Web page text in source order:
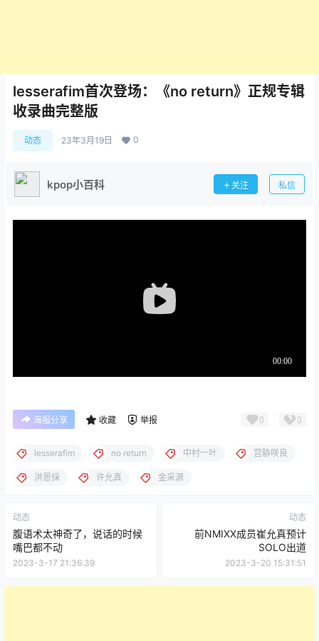
lesserafim首次登场：《no return》正规专辑
收录曲完整版
动态 23年3月19日 0
kpop小百科 关注 私信
海报分享 收藏 举报 0 0
lesserafim no return 中村一叶 宫胁咲良
洪恩採 许允真 金采源
动态
腹语术太神奇了，说话的时候
嘴巴都不动
2023-3-17 21:36:39
动态
前NMIXX成员崔允真预计
SOLO出道
2023-3-20 15:31:51